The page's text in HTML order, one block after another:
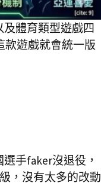
體育類型遊戲四
款遊戲就會統一版
手faker沒退役，
，沒有太多的改動